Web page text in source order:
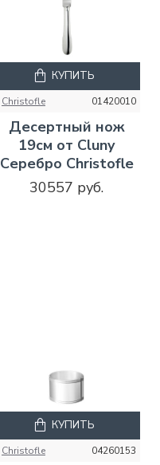
Christofle 01420010
Десертный нож
19см от Cluny
Серебро Christofle
30557 руб.
КУПИТЬ
Christofle 04260153
КУПИТЬ